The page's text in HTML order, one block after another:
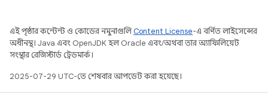
এই পৃষ্ঠার কন্টেন্ট ও কোডের নমুনাগুলিContent License-এ বর্ণিত লাইসেন্সের
অধীনস্থ। Java এবং OpenJDK হল Oracle এবং/অথবা তার অ্যাফিলিয়েট
সংস্থার রেজিস্টার্ড ট্রেডমার্ক।
2025-07-29 UTC-তে শেষবার আপডেট করা হয়েছে।